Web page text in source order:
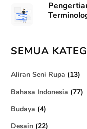
SEMUA
Aliran Seni Rupa (13)
Bahasa Indonesia (77)
Budaya (4)
Desain (22)